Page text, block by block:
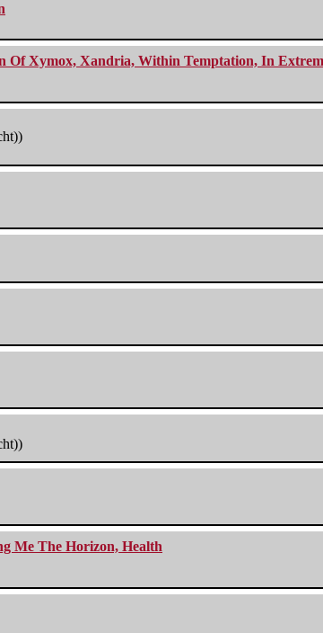
Of Xymox, Xandria, Within Temptation, In
Me The Horizon, Health